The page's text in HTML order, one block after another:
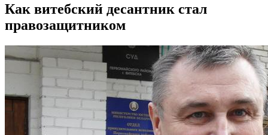
Как витебский десантник стал
правозащитником